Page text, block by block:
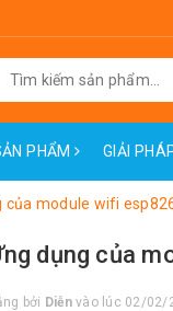
PHẨM GIẢI
của module wifi
dụng của
bởi Diễnvào lúc 02/02/